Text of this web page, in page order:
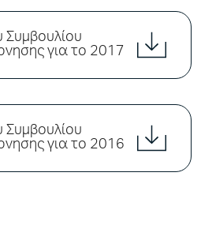
Συμβουλίου
για το 2017
Συμβουλίου
για το 2016